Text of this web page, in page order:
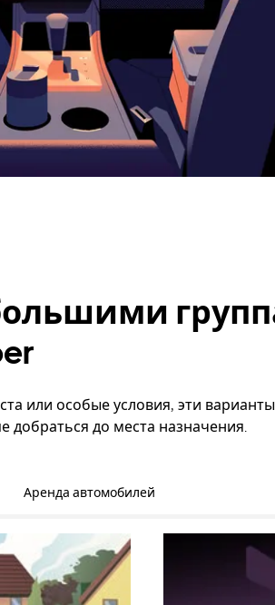
или особые условия, эти
добраться до места назначения.
Аренда автомобилей